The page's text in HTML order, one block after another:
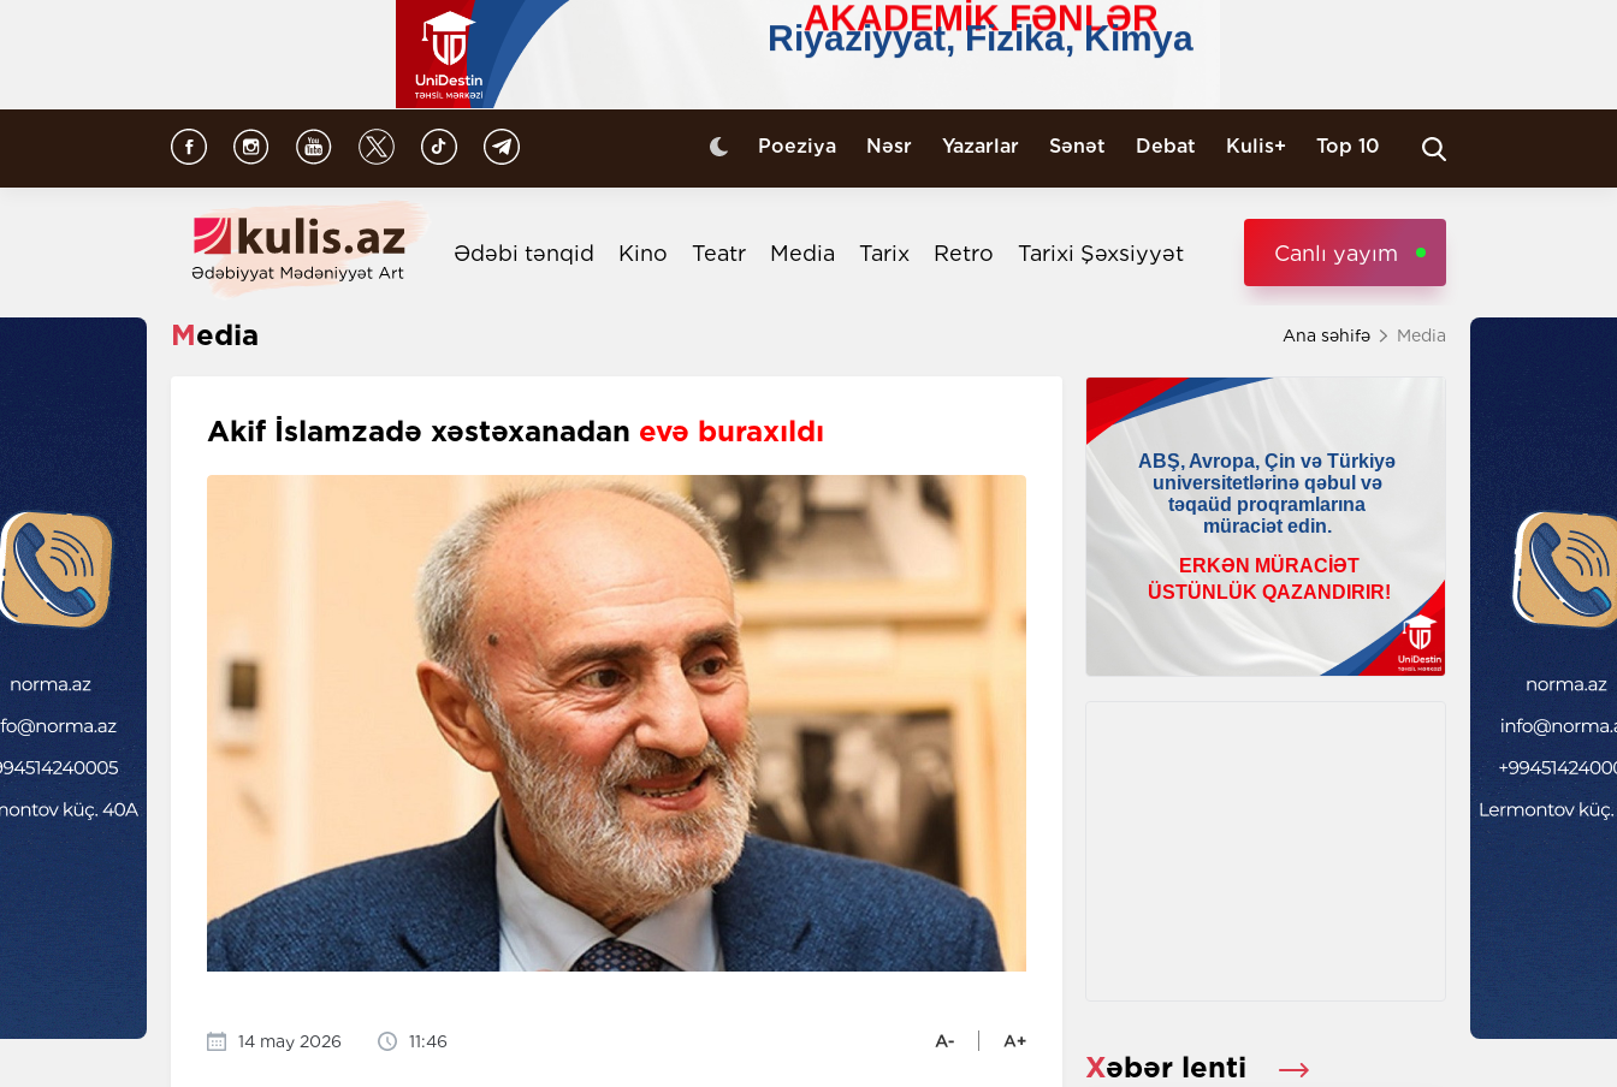
Poeziya Nəsr Yazarlar Sənət Debat Kulis+ Top 10
Ədəbi tənqid Kino Teatr Media Tarix Retro Tarixi Şəxsiyyət Canlı yayım
Media Ana səhifə Media
Akif İslamzadə xəstəxanadan evə buraxıldı
14 may 2026 11:46
Xəbər lenti